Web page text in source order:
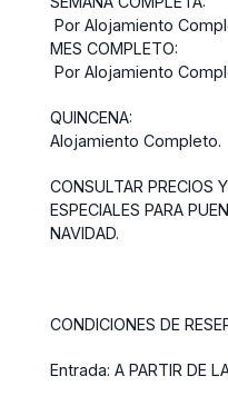
Por Alojamiento
MES
Por Alojamiento
Alojamiento Completo.
CONSULTAR PRECIOS
ESPECIALES PARA
NAVIDAD.
CONDICIONES DE
Entrada: A PARTIR DE